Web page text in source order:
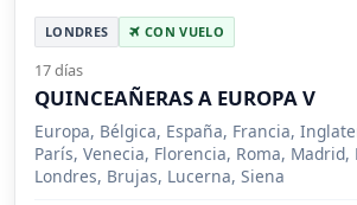
LONDRES CON VUELO
17 días
QUINCEAÑERAS A EUROPA V
Europa, Bélgica, España, Francia,
París, Venecia, Florencia, Roma, Madrid,
Londres, Brujas, Lucerna, Siena